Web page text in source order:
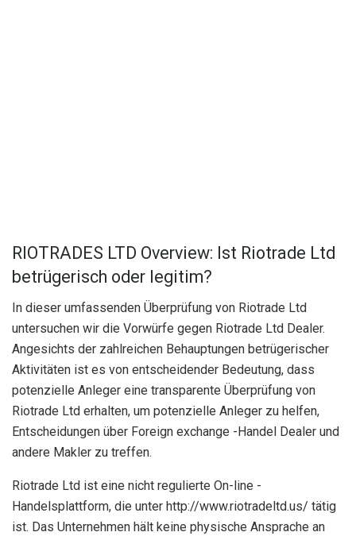
RIOTRADES LTD Overview: Ist Riotrade Ltd
betrügerisch oder legitim?
In dieser umfassenden Überprüfung von Riotrade Ltd
untersuchen wir die Vorwürfe gegen Riotrade Ltd Dealer.
Angesichts der zahlreichen Behauptungen betrügerischer
Aktivitäten ist es von entscheidender Bedeutung, dass
potenzielle Anleger eine transparente Überprüfung von
Riotrade Ltd erhalten, um potenzielle Anleger zu helfen,
Entscheidungen über Foreign exchange -Handel Dealer und
andere Makler zu treffen.
Riotrade Ltd ist eine nicht regulierte On-line -
Handelsplattform, die unter http://www.riotradeltd.us/ tätig
ist. Das Unternehmen hält keine physische Ansprache an